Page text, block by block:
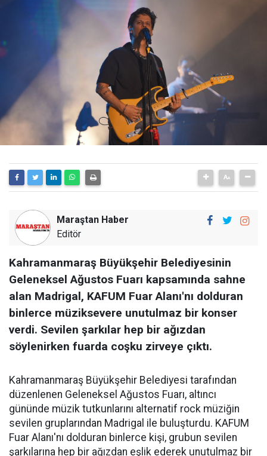
Maraştan Haber
Editör
Kahramanmaraş Büyükşehir Belediyesinin
Geleneksel Ağustos Fuarı kapsamında sahne
alan Madrigal, KAFUM Fuar Alanı'nı dolduran
binlerce müziksevere unutulmaz bir konser
verdi. Sevilen şarkılar hep bir ağızdan
söylenirken fuarda coşku zirveye çıktı.
Kahramanmaraş Büyükşehir Belediyesi tarafından
düzenlenen Geleneksel Ağustos Fuarı, altıncı
gününde müzik tutkunlarını alternatif rock müziğin
sevilen gruplarından Madrigal ile buluşturdu. KAFUM
Fuar Alanı'nı dolduran binlerce kişi, grubun sevilen
şarkılarına hep bir ağızdan eşlik ederek unutulmaz bir